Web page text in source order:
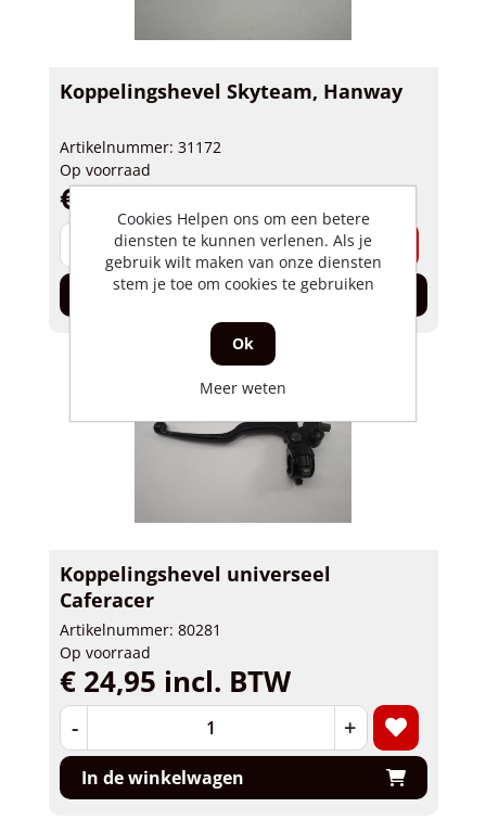
Koppelingshevel Skyteam, Hanway
Artikelnummer: 31172
Op voorraad
€ 11,95 incl. BTW
+
In de winkelwagen
Koppelingshevel universeel
Caferacer
Artikelnummer: 80281
Op voorraad
€ 24,95 incl. BTW
- +
In de winkelwagen
Cookies Helpen ons om een betere
diensten te kunnen verlenen. Als je
gebruik wilt maken van onze diensten
stem je toe om cookies te gebruiken
Ok
Meer weten